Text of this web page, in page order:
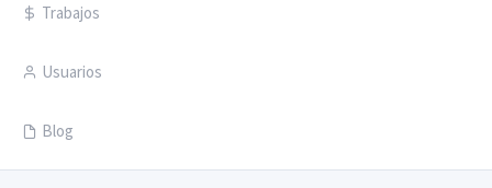
Trabajos
Usuarios
Blog